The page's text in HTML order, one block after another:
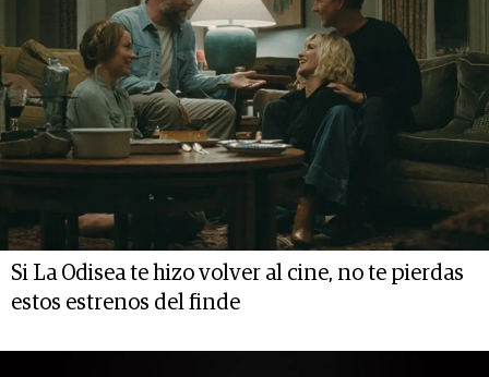
Si La Odisea te hizo volver al cine, no te pierdas
estos estrenos del finde